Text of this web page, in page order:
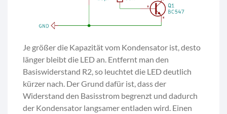
Je größer die Kapazität vom Kondensator ist, desto
länger bleibt die LED an. Entfernt man den
Basiswiderstand R2, so leuchtet die LED deutlich
kürzer nach. Der Grund dafür ist, dass der
Widerstand den Basisstrom begrenzt und dadurch
der Kondensator langsamer entladen wird. Einen